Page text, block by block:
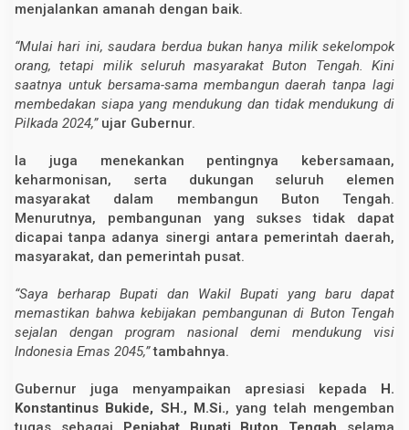
menjalankan amanah dengan baik.
“Mulai hari ini, saudara berdua bukan hanya milik sekelompok
orang, tetapi milik seluruh masyarakat Buton Tengah. Kini
saatnya untuk bersama-sama membangun daerah tanpa lagi
membedakan siapa yang mendukung dan tidak mendukung di
Pilkada 2024,”ujar Gubernur.
Ia juga menekankan pentingnya kebersamaan,
keharmonisan, serta dukungan seluruh elemen
masyarakat dalam membangun Buton Tengah.
Menurutnya, pembangunan yang sukses tidak dapat
dicapai tanpa adanya sinergi antara pemerintah daerah,
masyarakat, dan pemerintah pusat.
“Saya berharap Bupati dan Wakil Bupati yang baru dapat
memastikan bahwa kebijakan pembangunan di Buton Tengah
sejalan dengan program nasional demi mendukung visi
Indonesia Emas 2045,”tambahnya.
Gubernur juga menyampaikan apresiasi kepada
H.
Konstantinus Bukide, SH., M.Si., yang telah mengemban